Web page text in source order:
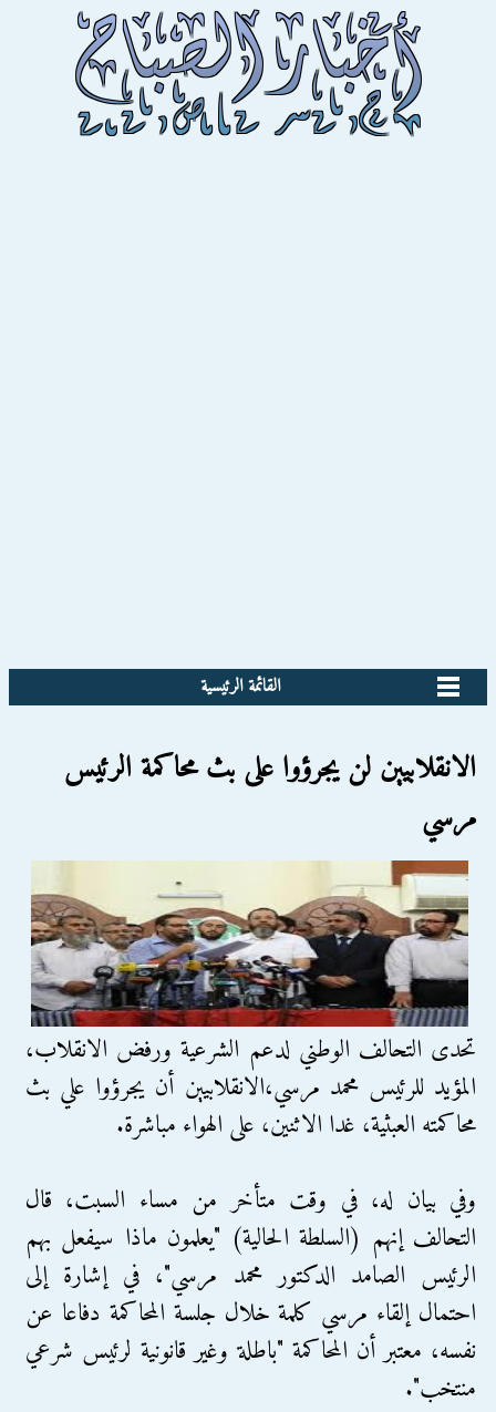
القائمة الرئيسية
الانقلابيين لن يجرؤوا على بث محاكمة الرئيس
مرسي
تحدى التحالف الوطني لدعم الشرعية ورفض الانقلاب،
المؤيد للرئيس محمد مرسي،الانقلابيين أن يجرؤوا علي بث
محاكمته العبثية، غدا الاثنين، على الهواء مباشرة.
وفي بيان له، في وقت متأخر من مساء السبت، قال
التحالف إنهم (السلطة الحالية) "يعلمون ماذا سيفعل بهم
الرئيس الصامد الدكتور محمد مرسي"، في إشارة إلى
احتمال إلقاء مرسي كلمة خلال جلسة المحاكمة دفاعا عن
نفسه، معتبر أن المحاكمة "باطلة وغير قانونية لرئيس شرعي
منتخب".